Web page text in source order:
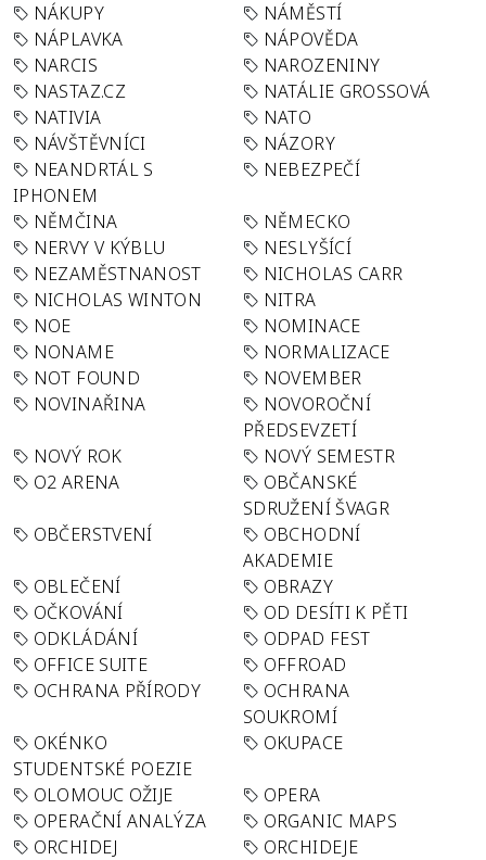
NÁKUPY
NÁMĚSTÍ
NÁPLAVKA
NÁPOVĚDA
NARCIS
NAROZENINY
NASTAZ.CZ
NATÁLIE GROSSOVÁ
NATIVIA
NATO
NÁVŠTĚVNÍCI
NÁZORY
NEANDRTÁL S
IPHONEM
NEBEZPEČÍ
NĚMČINA
NĚMECKO
NERVY V KÝBLU
NESLYŠÍCÍ
NEZAMĚSTNANOST
NICHOLAS CARR
NICHOLAS WINTON
NITRA
NOE
NOMINACE
NONAME
NORMALIZACE
NOT FOUND
NOVEMBER
NOVINAŘINA
NOVOROČNÍ
PŘEDSEVZETÍ
NOVÝ ROK
NOVÝ SEMESTR
O2 ARENA
OBČANSKÉ
SDRUŽENÍ ŠVAGR
OBČERSTVENÍ
OBCHODNÍ
AKADEMIE
OBLEČENÍ
OBRAZY
OČKOVÁNÍ
OD DESÍTI K PĚTI
ODKLÁDÁNÍ
ODPAD FEST
OFFICE SUITE
OFFROAD
OCHRANA PŘÍRODY
OCHRANA
SOUKROMÍ
OKÉNKO
STUDENTSKÉ POEZIE
OKUPACE
OLOMOUC OŽIJE
OPERA
OPERAČNÍ ANALÝZA
ORGANIC MAPS
ORCHIDEJ
ORCHIDEJE